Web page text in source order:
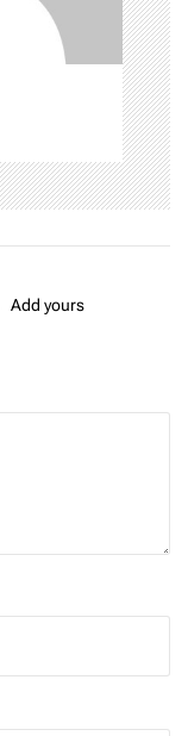
Add yours